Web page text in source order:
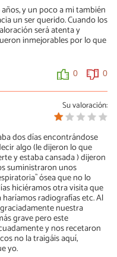
y un poco a mi también
un ser querido. Cuando los
será atenta y
inmejorables por lo que
0 0
Su valoración:
dos días encontrándose
algo (le dijeron lo que
y estaba cansada ) dijeron
suministraron unos
ósea que no lo
hiciéramos otra visita que
radiografías etc. Al
nuestra
grave pero este
y nos recetaron
no la traigáis aquí,
yo.